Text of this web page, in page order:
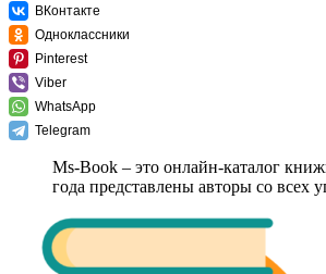
ВКонтакте
Одноклассники
Pinterest
Viber
WhatsApp
Telegram
Ms-Book – это онлайн-каталог
года представлены авторы со всех